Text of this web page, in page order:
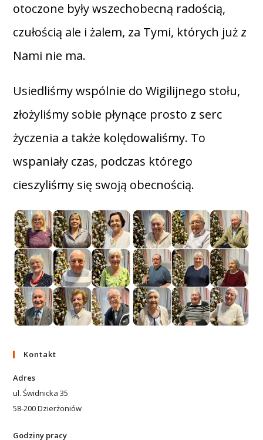
otoczone były wszechobecną radością,
czułością ale i żalem, za Tymi, których już z
Nami nie ma.
Usiedliśmy wspólnie do Wigilijnego stołu,
złożyliśmy sobie płynące prosto z serc
życzenia a także kolędowaliśmy. To
wspaniały czas, podczas którego
cieszyliśmy się swoją obecnością.
Kontakt
Adres
ul. Świdnicka 35
58-200 Dzierżoniów
Godziny pracy